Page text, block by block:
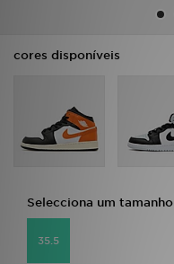
cores disponíveis
Selecciona um tamanho
35.5
BLOG